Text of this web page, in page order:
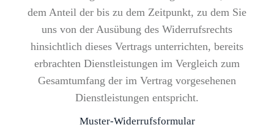
dem Anteil der bis zu dem Zeitpunkt, zu dem Sie
uns von der Ausübung des Widerrufsrechts
hinsichtlich dieses Vertrags unterrichten, bereits
erbrachten Dienstleistungen im Vergleich zum
Gesamtumfang der im Vertrag vorgesehenen
Dienstleistungen entspricht.
Muster-Widerrufsformular